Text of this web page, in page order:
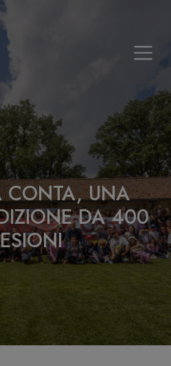
CONTA, UNA
DA 400